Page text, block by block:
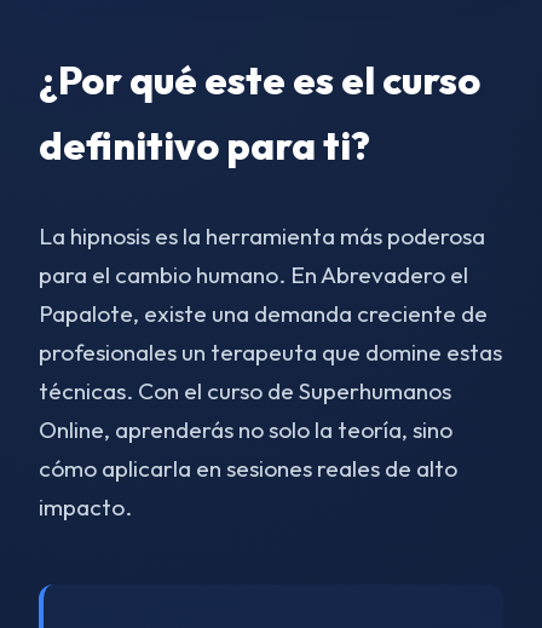
¿Por qué este es el curso
definitivo para ti?
La hipnosis es la herramienta más poderosa
para el cambio humano. En Abrevadero el
Papalote, existe una demanda creciente de
profesionales un terapeuta que domine estas
técnicas. Con el curso de Superhumanos
Online, aprenderás no solo la teoría, sino
cómo aplicarla en sesiones reales de alto
impacto.